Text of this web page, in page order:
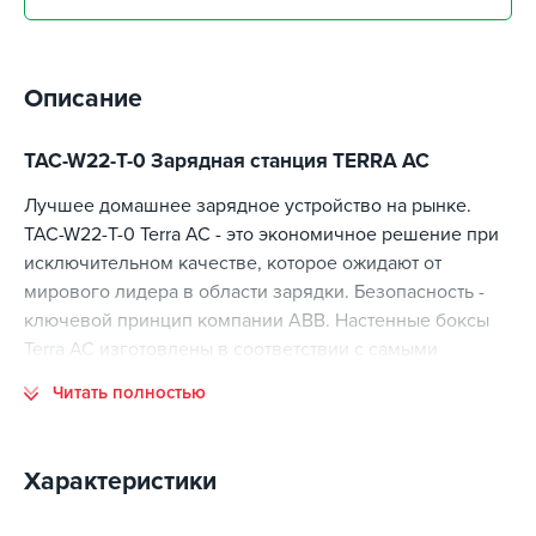
Описание
TAC-W22-T-0 Зарядная станция TERRA AC
Лучшее домашнее зарядное устройство на рынке.
TAC-W22-T-0 Terra AC - это экономичное решение при
исключительном качестве, которое ожидают от
мирового лидера в области зарядки. Безопасность -
ключевой принцип компании ABB. Настенные боксы
Terra AC изготовлены в соответствии с самыми
подтверждено независимыми сертификационными
Читать полностью
Характеристики